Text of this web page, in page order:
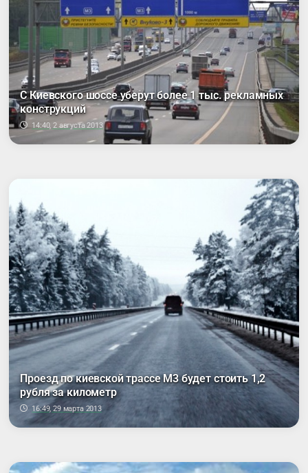
С Киевского шоссе уберут более 1 тыс. рекламных
конструкций
14:40, 2 августа 2013
Проезд по киевской трассе М3 будет стоить 1,2
рубля за километр
16:49, 29 марта 2013